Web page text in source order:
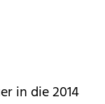
in die 2014